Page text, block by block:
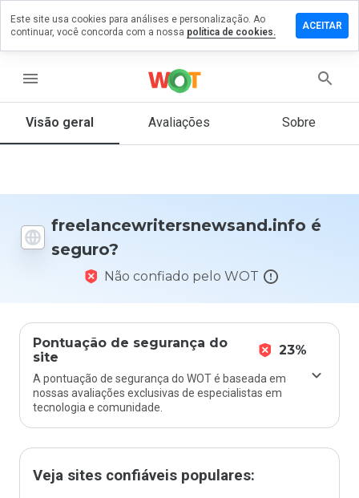
menu
Visão geral Avaliações Sobre
freelancewritersnewsand.info é
seguro?
Não confiado pelo WOT
Pontuação de segurança do
site
23%
A pontuação de segurança do WOT é baseada em
nossas avaliações exclusivas de especialistas em
tecnologia e comunidade.
Veja sites confiáveis populares:
em
a 5,
você
este
site?
Este site usa cookies para análises e personalização. Ao
continuar, você concorda com a nossa política de cookies.
ACEITAR